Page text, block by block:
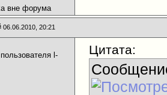
06.06.2010, 20:21
Цитата: